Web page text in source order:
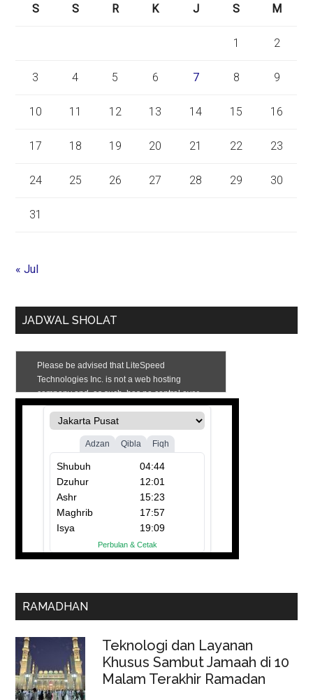
S
S R K J S M
1 2
3 4 5 6 7 8 9
10 11 12 13 14 15 16
17 18 19 20 21 22 23
24 25 26 27 28 29 30
31
« Jul
JADWAL SHOLAT
RAMADHAN
Teknologi dan Layanan
Khusus Sambut Jamaah di 10
Malam Terakhir Ramadan